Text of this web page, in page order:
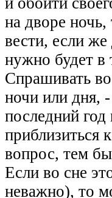
на дворе
вести, если же
нужно будет в
Спрашивать
ночи или дня,
последний год
приблизиться
вопрос, тем
Если во сне
неважно), то